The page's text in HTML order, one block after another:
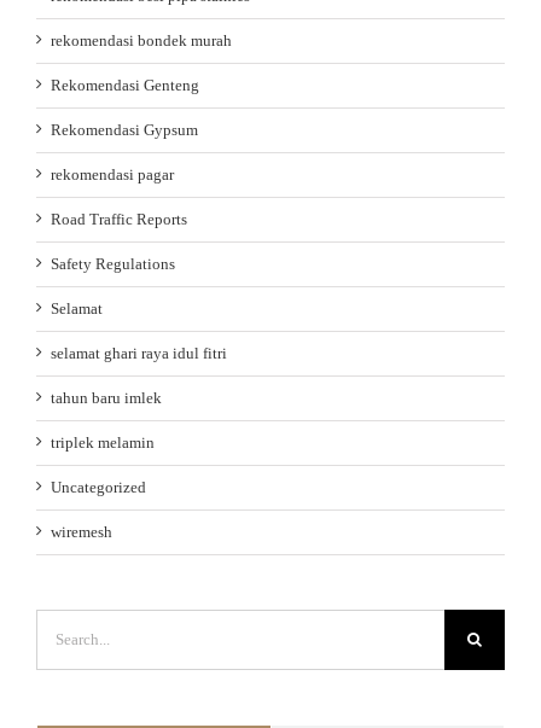
rekomendasi bondek murah
Rekomendasi Genteng
Rekomendasi Gypsum
rekomendasi pagar
Road Traffic Reports
Safety Regulations
Selamat
selamat ghari raya idul fitri
tahun baru imlek
triplek melamin
Uncategorized
wiremesh
for: